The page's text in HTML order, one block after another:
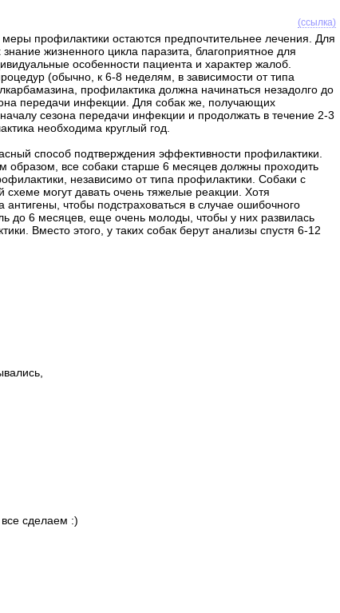
(ссылка)
профилактики остаются предпочтительнее лечения. Для
жизненного цикла паразита, благоприятное для
особенности пациента и характер жалоб.
(обычно, к 6-8 неделям, в зависимости от типа
профилактика должна начинаться незадолго до
передачи инфекции. Для собак же, получающих
сезона передачи инфекции и продолжать в течение 2-3
необходима круглый год.
способ подтверждения эффективности профилактики.
образом, все собаки старше 6 месяцев должны проходить
независимо от типа профилактики. Собаки с
могут давать очень тяжелые реакции. Хотя
чтобы подстраховаться в случае ошибочного
до 6 месяцев, еще очень молоды, чтобы у них развилась
Вместо этого, у таких собак берут анализы спустя 6-12
сделаем :)